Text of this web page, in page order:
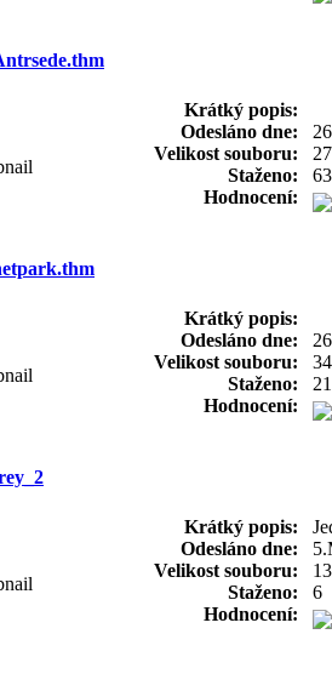
Krátký popis:
Odesláno dne:
Velikost souboru:
Staženo:
63
Hodnocení:
Krátký popis:
Odesláno dne:
Velikost souboru:
Staženo:
21
Hodnocení:
Krátký popis:
Odesláno dne:
Velikost souboru:
Staženo:
6
Hodnocení: